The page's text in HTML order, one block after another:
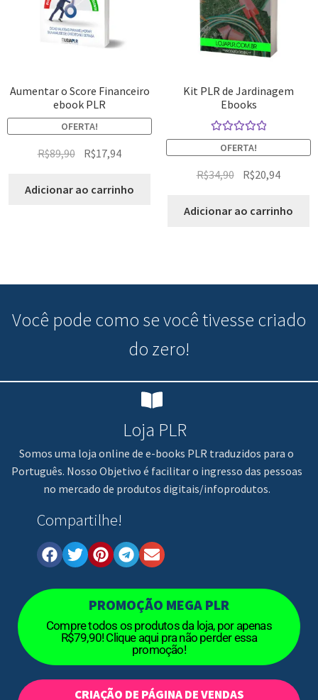
Aumentar o Score Financeiro
ebook PLR
OFERTA!
R$89,90 R$17,94
Adicionar ao carrinho
Kit PLR de Jardinagem
Ebooks
Avaliação
5.00de 5
OFERTA!
R$34,90 R$20,94
Adicionar ao carrinho
Você pode como se você tivesse criado
do zero!
Loja PLR
Somos uma loja online de e-books PLR traduzidos para o
Português. Nosso Objetivo é facilitar o ingresso das pessoas
no mercado de produtos digitais/infoprodutos.
Compartilhe!
PROMOÇÃO MEGA PLR
Compre todos os produtos da loja, por apenas
R$79,90! Clique aqui pra não perder essa
promoção!
CRIAÇÃO DE PÁGINA DE VENDAS